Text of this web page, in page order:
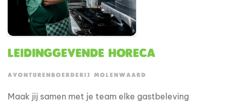
Leidinggevende Horeca
AVONTURENBOERDERIJ MOLENWAARD
Maak jij samen met je team elke gastbeleving